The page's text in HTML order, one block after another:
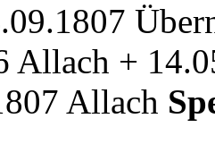
Allach +
Allach